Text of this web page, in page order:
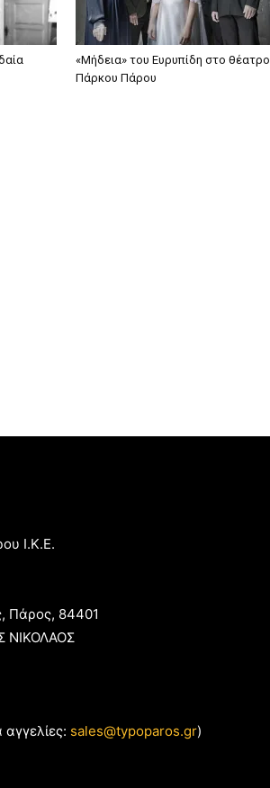
«Μήδεια» του Ευρυπίδη στο θέατρο
Πάρκου Πάρου
Ι.Κ.Ε.
Πάρος, 84401
ΝΙΚΟΛΑΟΣ
αγγελίες: sales@typoparos.gr)